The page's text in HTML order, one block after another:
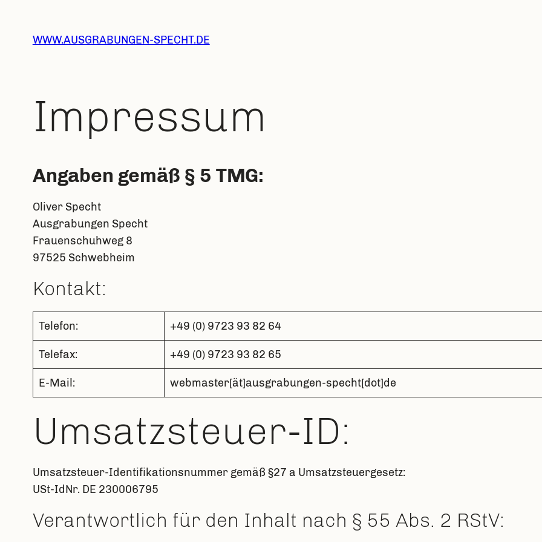
WWW.AUSGRABUNGEN-SPECHT.DE
Impressum
Angaben gemäß § 5 TMG:
Oliver Specht
Ausgrabungen Specht
Frauenschuhweg 8
97525 Schwebheim
Kontakt:
Telefon: +49 (0) 9723 93 82 64
Telefax: +49 (0) 9723 93 82 65
E-Mail: webmaster[ät]ausgrabungen-specht[dot]de
Umsatzsteuer-ID:
Umsatzsteuer-Identifikationsnummer gemäß §27 a Umsatzsteuergesetz:
USt-IdNr. DE 230006795
Verantwortlich für den Inhalt nach § 55 Abs. 2 RStV: